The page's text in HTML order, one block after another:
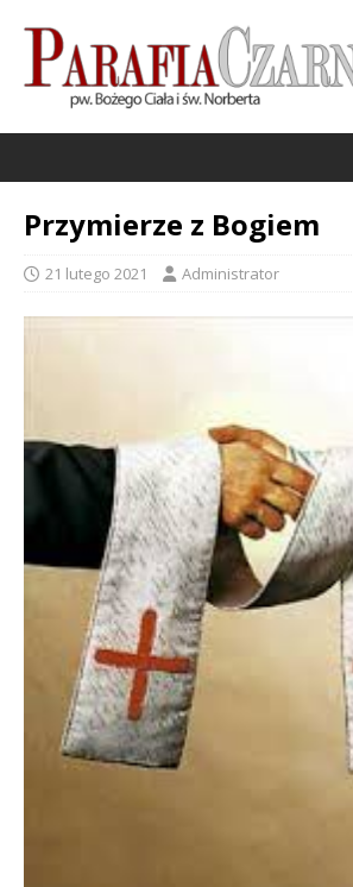
Przymierze z Bogiem
21 lutego 2021 Administrator